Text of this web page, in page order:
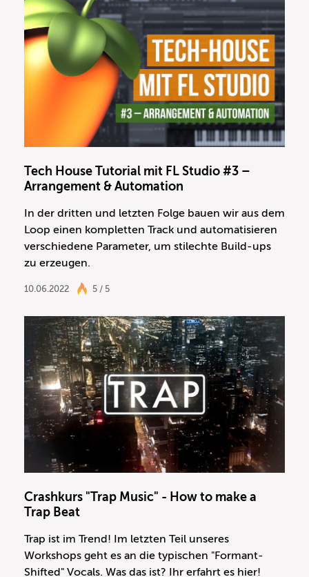
Tech House Tutorial mit FL Studio #3 –
Arrangement & Automation
In der dritten und letzten Folge bauen wir aus dem
Loop einen kompletten Track und automatisieren
verschiedene Parameter, um stilechte Build-ups
zu erzeugen.
10.06.2022 5 / 5
Crashkurs "Trap Music" - How to make a
Trap Beat
Trap ist im Trend! Im letzten Teil unseres
Workshops geht es an die typischen "Formant-
Shifted" Vocals. Was das ist? Ihr erfahrt es hier!